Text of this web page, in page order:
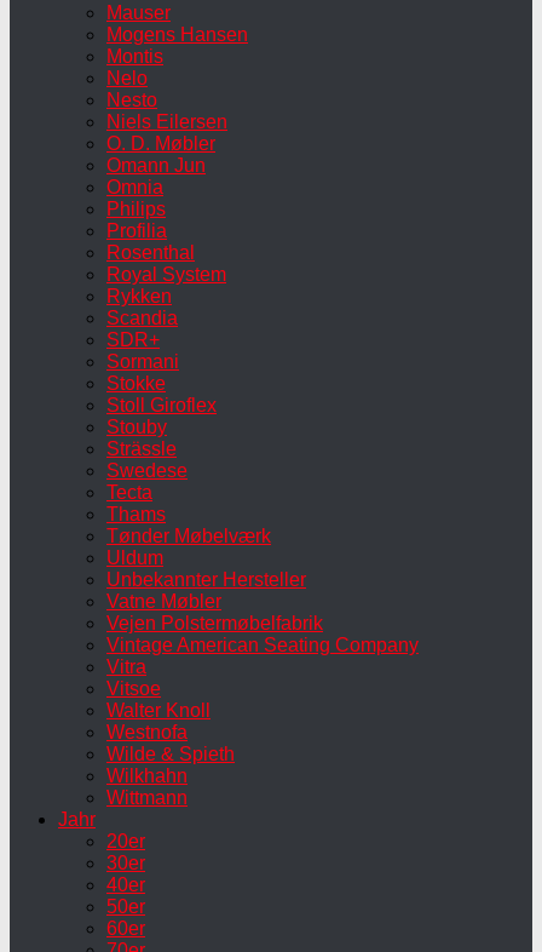
Mauser
Mogens Hansen
Montis
Nelo
Nesto
Niels Eilersen
O. D. Møbler
Omann Jun
Omnia
Philips
Profilia
Rosenthal
Royal System
Rykken
Scandia
SDR+
Sormani
Stokke
Stoll Giroflex
Stouby
Strässle
Swedese
Tecta
Thams
Tønder Møbelværk
Uldum
Unbekannter Hersteller
Vatne Møbler
Vejen Polstermøbelfabrik
Vintage American Seating Company
Vitra
Vitsoe
Walter Knoll
Westnofa
Wilde & Spieth
Wilkhahn
Wittmann
Jahr
20er
30er
40er
50er
60er